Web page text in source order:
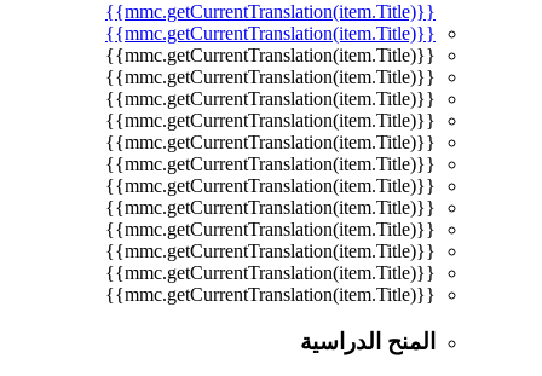
{{mmc.getCurrentTranslation(item.Title)}}
{{mmc.getCurrentTranslation(item.Title)}}
{{mmc.getCurrentTranslation(item.Title)}}
{{mmc.getCurrentTranslation(item.Title)}}
{{mmc.getCurrentTranslation(item.Title)}}
{{mmc.getCurrentTranslation(item.Title)}}
{{mmc.getCurrentTranslation(item.Title)}}
{{mmc.getCurrentTranslation(item.Title)}}
{{mmc.getCurrentTranslation(item.Title)}}
{{mmc.getCurrentTranslation(item.Title)}}
{{mmc.getCurrentTranslation(item.Title)}}
{{mmc.getCurrentTranslation(item.Title)}}
{{mmc.getCurrentTranslation(item.Title)}}
{{mmc.getCurrentTranslation(item.Title)}}
المنح الدراسية